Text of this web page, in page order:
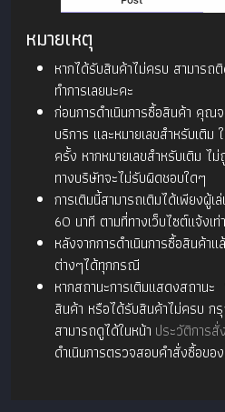
หมายเหตุ
หากได้รับสินค้าไม่ครบ สามารถ
ทำการเลยนะคะ
ก่อนการดำเนินการซื้อสินค้า คุณ
บริการ และหมายเลขสำหรับเติม
ครั้ง หากหมายเลขสำหรับเติม ไ
ทางบริษัทจะไม่รับผิดชอบใดๆ
การเติมนี้สามารถเติมได้เพียงผู้
60 นาที ตามที่ทางเว็บไซต์แจ้งเท่
หลังจากการดำเนินการซื้อสินค้า
ต่างๆได้ทุกกรณี
หากสถานะการเติมแสดงสถานะ
สินค้า หรือได้รับสินค้าไม่ครบ ก
สามารถดูได้ในหน้า ประวัติการสั่
ดำเนินการตรวจสอบคำสั่งซื้อขอ